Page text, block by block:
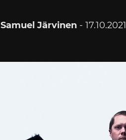
Samuel Järvinen- 17.10.2021